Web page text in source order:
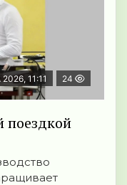
11:11 24
поездкой